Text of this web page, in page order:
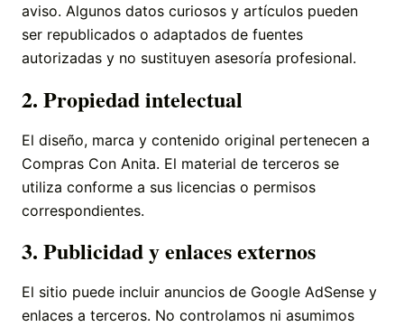
aviso. Algunos datos curiosos y artículos pueden
ser republicados o adaptados de fuentes
autorizadas y no sustituyen asesoría profesional.
2. Propiedad intelectual
El diseño, marca y contenido original pertenecen a
Compras Con Anita. El material de terceros se
utiliza conforme a sus licencias o permisos
correspondientes.
3. Publicidad y enlaces externos
El sitio puede incluir anuncios de Google AdSense y
enlaces a terceros. No controlamos ni asumimos